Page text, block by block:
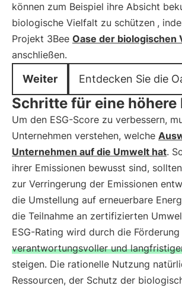
können zum Beispiel ihre Absicht
biologische Vielfalt zu schützen ,
Projekt 3Bee Oase der biologischen
anschließen.
Weiter Entdecken Sie die
Schritte für eine höhere
Um den ESG-Score zu verbessern,
Unternehmen verstehen, welche
Unternehmen auf die Umwelt hat.
ihrer Emissionen bewusst sind,
zur Verringerung der Emissionen
die Umstellung auf erneuerbare
die Teilnahme an zertifizierten
ESG-Rating wird durch die Förderung
verantwortungsvoller und
steigen. Die rationelle Nutzung
Ressourcen, der Schutz der